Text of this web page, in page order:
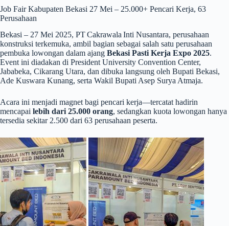
Job Fair Kabupaten Bekasi 27 Mei – 25.000+ Pencari Kerja, 63
Perusahaan
Bekasi – 27 Mei 2025, PT Cakrawala Inti Nusantara, perusahaan
konstruksi terkemuka, ambil bagian sebagai salah satu perusahaan
pembuka lowongan dalam ajang Bekasi Pasti Kerja Expo 2025.
Event ini diadakan di President University Convention Center,
Jababeka, Cikarang Utara, dan dibuka langsung oleh Bupati Bekasi,
Ade Kuswara Kunang, serta Wakil Bupati Asep Surya Atmaja.
Acara ini menjadi magnet bagi pencari kerja—tercatat hadirin
mencapai lebih dari 25.000 orang, sedangkan kuota lowongan hanya
tersedia sekitar 2.500 dari 63 perusahaan peserta.